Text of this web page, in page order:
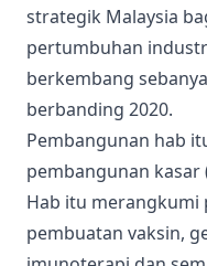
strategik Malaysia
pertumbuhan
berkembang
berbanding 2020.
Pembangunan hab
pembangunan kasar
Hab itu merangkumi
pembuatan vaksin,